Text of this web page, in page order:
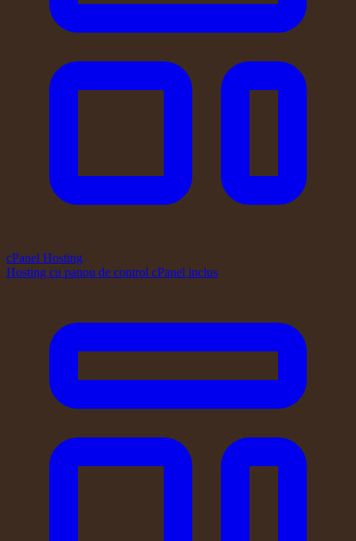
cPanel Hosting
Hosting cu panou de control cPanel inclus